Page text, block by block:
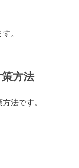
。
方法
法です。